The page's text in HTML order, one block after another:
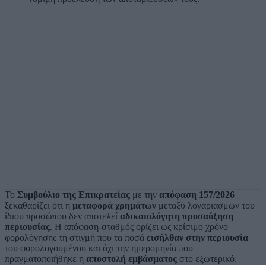
Το Συμβούλιο της Επικρατείας με την απόφαση 157/2026
ξεκαθαρίζει ότι η μεταφορά χρημάτων μεταξύ λογαριασμών του
ίδιου προσώπου δεν αποτελεί αδικαιολόγητη προσαύξηση
περιουσίας. Η απόφαση-σταθμός ορίζει ως κρίσιμο χρόνο
φορολόγησης τη στιγμή που τα ποσά εισήλθαν στην περιουσία
του φορολογουμένου και όχι την ημερομηνία που
πραγματοποιήθηκε η αποστολή εμβάσματος στο εξωτερικό.